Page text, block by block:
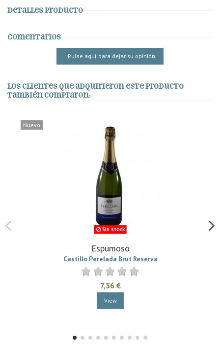
Detalles producto
Comentarios
Pulse aquí para dejar su opinión
Los clientes que adquirieron este producto
también compraron:
Nuevo
Sin stock
Espumoso
Castillo Perelada Brut Reserva
7,56 €
View